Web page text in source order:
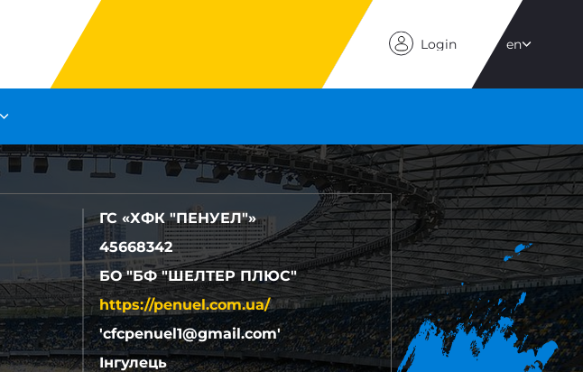
Login en
ГС «ХФК "ПЕНУЕЛ"»
45668342
БО "БФ "ШЕЛТЕР ПЛЮС"
https://penuel.com.ua/
'cfcpenuel1@gmail.com'
Інгулець